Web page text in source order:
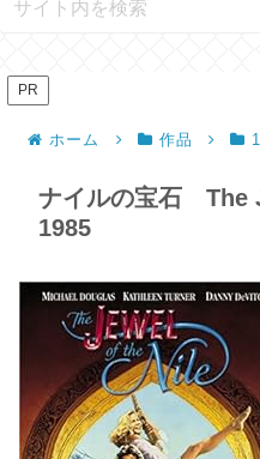
PR
ホーム 作品
ナイルの宝石
1985